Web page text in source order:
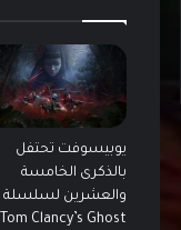
يوبيسوفت تحتفل
بالذكرى الخامسة
والعشرين لسلسلة
Tom Clancy’s Ghost